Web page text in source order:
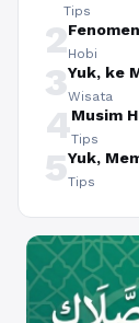
Tips
2Hobi
3Yuk, ke
Wisata
4Musim
Tips
5Yuk,
Tips